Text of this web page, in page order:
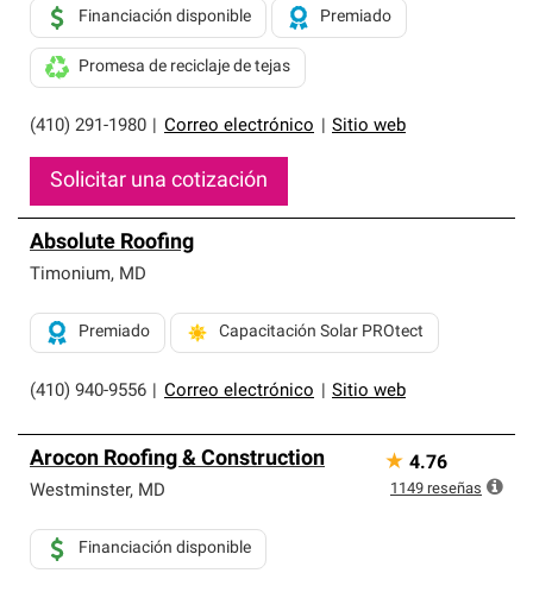
(410) 291-1980 Correo electrónico Sitio web
Financiación disponible Premiado
Promesa de reciclaje de tejas
Solicitar una cotización
Absolute Roofing
Timonium, MD
(410) 940-9556 Correo electrónico Sitio web
Premiado Capacitación Solar PROtect
Arocon Roofing & Construction
Westminster, MD
Financiación disponible
★ 4.76
1149 reseñas